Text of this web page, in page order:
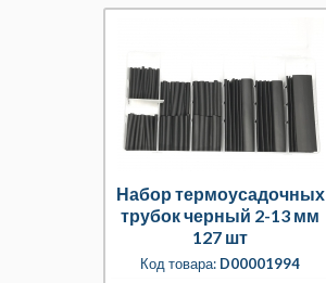
Набор термоусадочных
трубок черный 2-13 мм
127 шт
Код товара: D00001994